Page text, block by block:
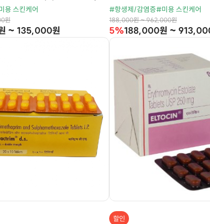
용 스킨케어
원
~ 135,000원
#항생제/감염증#미용 스킨케어
188,000원 ~ 962,000원
5%188,000원 ~
할인